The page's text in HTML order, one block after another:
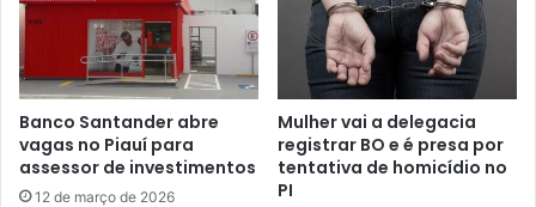
Banco Santander abre
vagas no Piauí para
assessor de investimentos
12 de março de 2026
Mulher vai a delegacia
registrar BO e é presa por
tentativa de homicídio no
PI